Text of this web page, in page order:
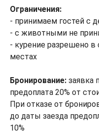
Ограничения:
- принимаем гостей с
- с животными не
- курение разрешено
местах
Бронирование: заявка
предоплата 20% от
При отказе от
до даты заезда
10%